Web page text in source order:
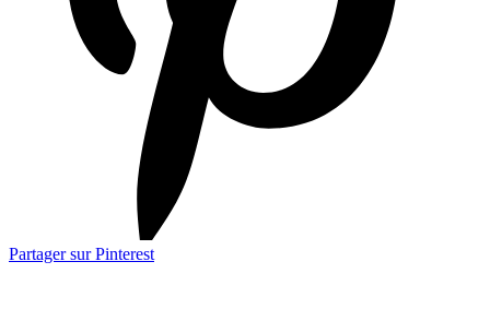
Partager sur Pinterest